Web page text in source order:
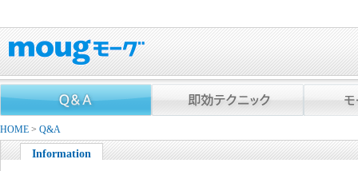
HOME > Q&A
Information